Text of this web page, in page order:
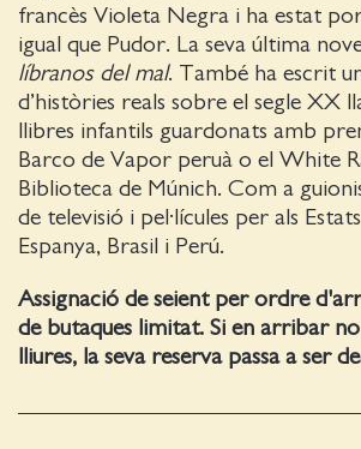
francès Violeta Negra i ha estat
igual que Pudor. La seva última
líbranos del mal. També ha escrit
d’històries reals sobre el segle XX
llibres infantils guardonats amb
Barco de Vapor peruà o el White
Biblioteca de Múnich. Com a
de televisió i pel·lícules per als
Espanya, Brasil i Perú.
Assignació de seient per ordre
de butaques limitat. Si en arribar no
lliures, la seva reserva passa a ser